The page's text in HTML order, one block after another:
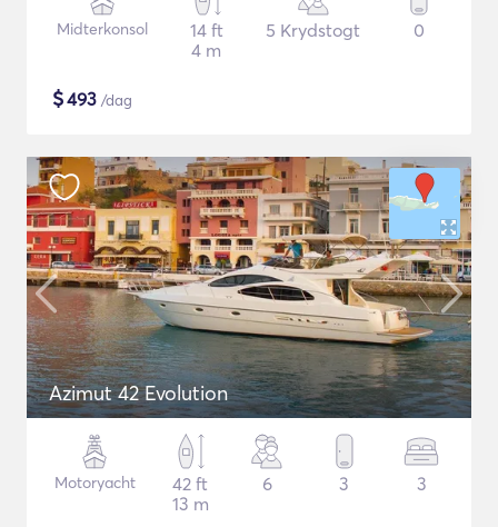
Midterkonsol
14 ft
4 m
5 Krydstogt 0
$493 /dag
Azimut 42 Evolution
Motoryacht
42 ft
13 m
6 3 3